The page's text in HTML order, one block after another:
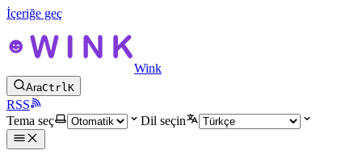
İçeriğe geç
Wink
AraCtrlK
RSS
Tema seç
Dil seçin